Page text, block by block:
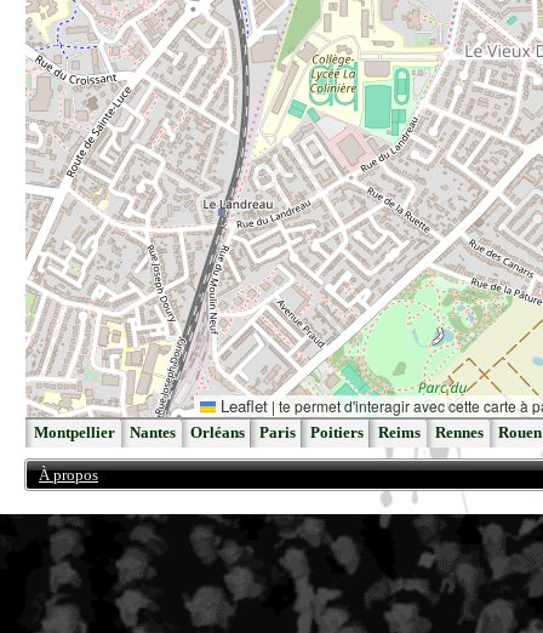
Leaflet | te permet d'interagir avec cette carte à
Montpellier Nantes Orléans Paris Poitiers Reims Rennes Rouen
À propos